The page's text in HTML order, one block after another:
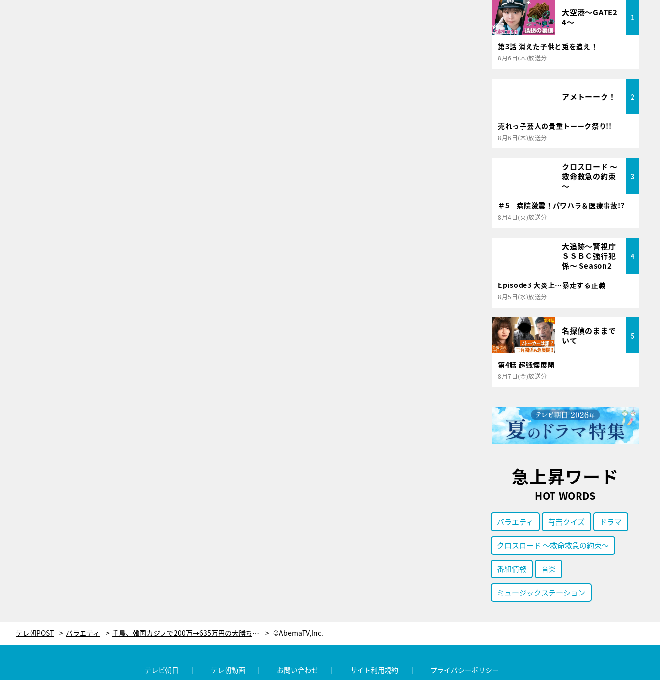
大空港～GATE2
4～
1
第3話 消えた子供と兎を追え！
8月6日(木)放送分
アメトーーク！ 2
売れっ子芸人の貴重トーーク祭り!!
8月6日(木)放送分
クロスロード ～
救命救急の約束
～
3
＃5 病院激震！パワハラ＆医療事故!?
8月4日(火)放送分
大追跡～警視庁
ＳＳＢＣ強行犯
係～ Season2
4
Episode3 大炎上…暴走する正義
8月5日(水)放送分
名探偵のままで
いて
5
第4話 超戦慄展開
8月7日(金)放送分
急上昇ワード
HOT WORDS
バラエティ 有吉クイズ ドラマ
クロスロード ～救命救急の約束～
番組情報 音楽
ミュージックステーション
テレ朝POST バラエティ 千鳥、韓国カジノで200万→635万円の大勝ち！しかし目標は1000万…最後はノブが大悟を抱きしめる結末に ©AbemaTV,Inc.
テレビ朝日 テレ朝動画 お問い合わせ サイト利用規約 プライバシーポリシー